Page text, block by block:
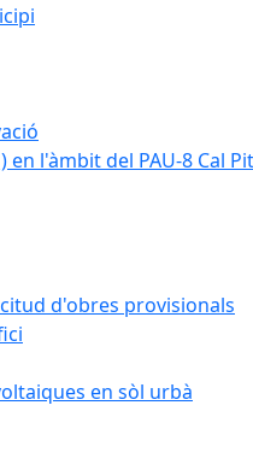
l'àmbit del PAU-8 Cal
d'obres provisionals
en sòl urbà